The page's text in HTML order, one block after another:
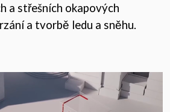
a střešních okapových
a tvorbě ledu a sněhu.